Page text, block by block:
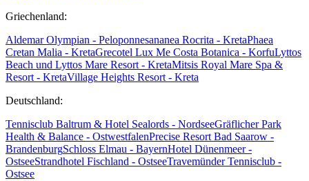
Griechenland:
Aldemar Olympian - Peloponnesananea Rocrita - KretaPhaea
Cretan Malia - KretaGrecotel Lux Me Costa Botanica - KorfuLyttos
Beach und Lyttos Mare Resort - KretaMitsis Royal Mare Spa &
Resort - KretaVillage Heights Resort - Kreta
Deutschland:
Tennisclub Baltrum & Hotel Sealords - NordseeGräflicher Park
Health & Balance - OstwestfalenPrecise Resort Bad Saarow -
BrandenburgSchloss Elmau - BayernHotel Dünenmeer -
OstseeStrandhotel Fischland - OstseeTravemünder Tennisclub -
Ostsee